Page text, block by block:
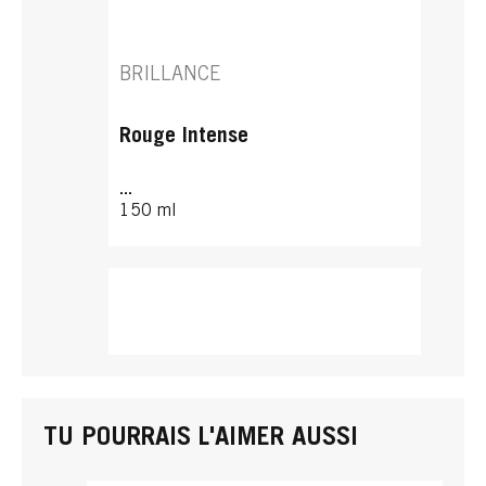
BRILLANCE
Rouge Intense
...
150 ml
TU POURRAIS L'AIMER AUSSI